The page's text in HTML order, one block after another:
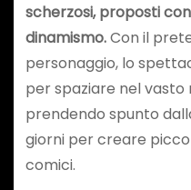
scherzosi, proposti
dinamismo.Con il
personaggio, lo
per spaziare nel vasto
prendendo spunto
giorni per creare
comici.